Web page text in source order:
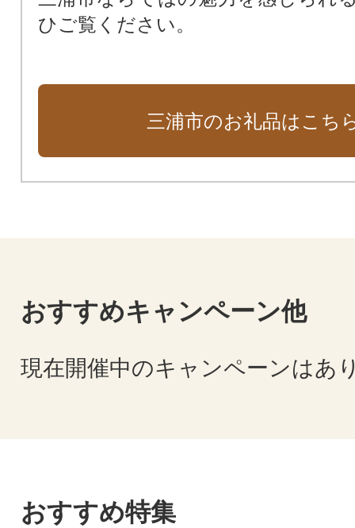
ひご覧ください。
三浦市のお礼品はこち
おすすめキャンペーン他
現在開催中のキャンペーンはあ
おすすめ特集